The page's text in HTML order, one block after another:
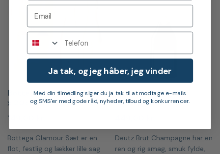
Bottega Glamour Sæt, 2
x 20cl
149,00
Bottega Glamour Sæt er en
flot, festlig og lækker lille sag
Deutz Brut Classic
Champagne
Deutz Brut Champagne har en
ren og rig smag, smuk fylde,
Telefon
Ja tak, og jeg håber, jeg vinder
Med din tilmedling siger du ja tak til at modtage e-mails
og SMS'er med gode råd, nyheder, tilbud og konkurrencer.